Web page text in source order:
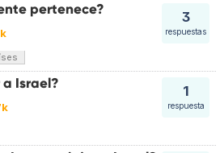
3
respuestas
pertenece?
1
respuesta
Israel?